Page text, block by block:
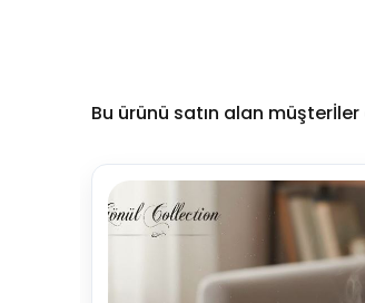
Bu ürünü satın alan